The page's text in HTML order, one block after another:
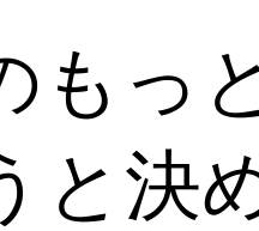
もっ
と決